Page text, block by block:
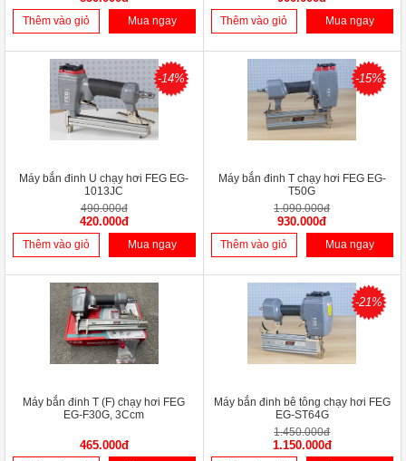
Thêm vào giỏ Mua ngay Thêm vào giỏ Mua ngay
-14%
Máy bắn đinh U chạy hơi FEG EG-
1013JC
490.000đ
420.000đ
Thêm vào giỏ Mua ngay
-15%
Máy bắn đinh T chạy hơi FEG EG-
T50G
1.090.000đ
930.000đ
Thêm vào giỏ Mua ngay
Máy bắn đinh T (F) chạy hơi FEG
EG-F30G, 3Ccm
465.000đ
-21%
Máy bắn đinh bê tông chạy hơi FEG
EG-ST64G
1.450.000đ
1.150.000đ